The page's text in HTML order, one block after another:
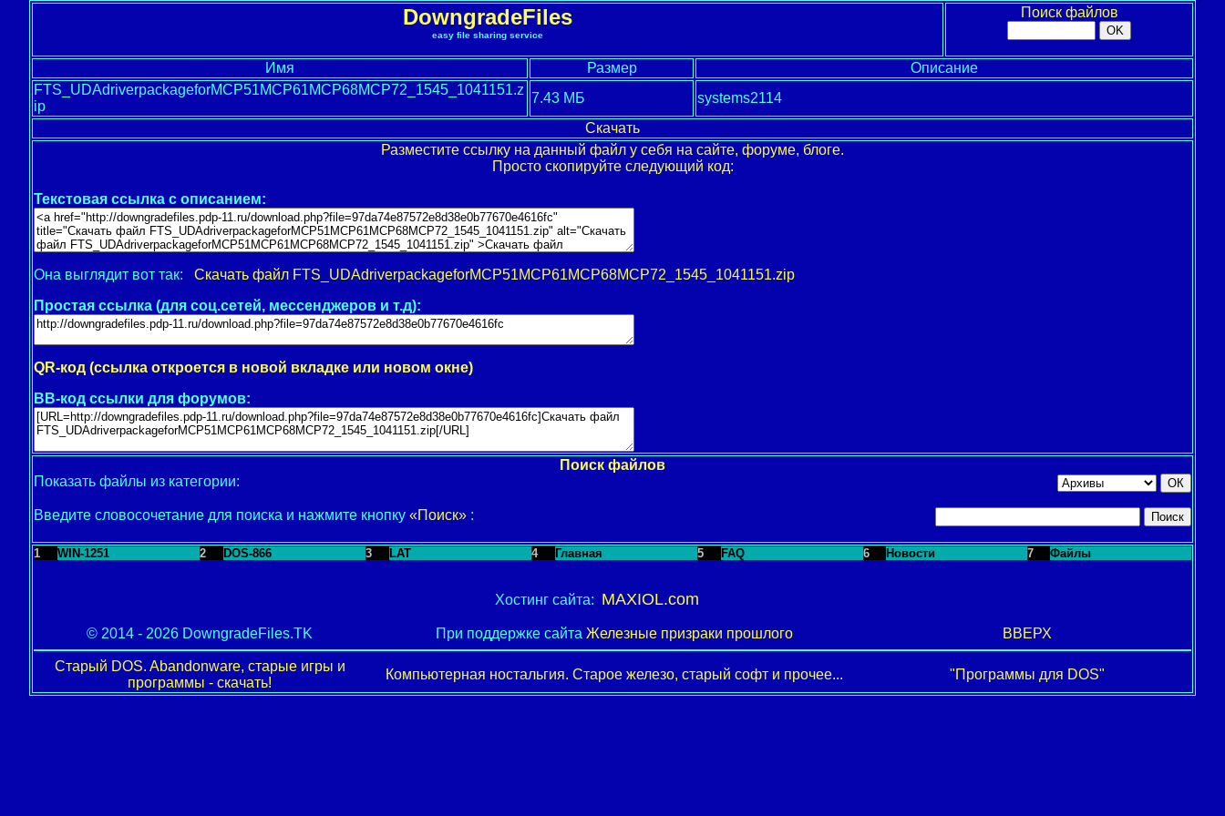
DowngradeFiles
easy file sharing service
Поиск файлов
Имя Размер
Описание
FTS_UDAdriverpackageforMCP51MCP61MCP68MCP72_1545_1041151.z
ip
7.43 МБ
systems2114
Скачать
Разместите ссылку на данный файл у себя на сайте, форуме, блоге.
Просто скопируйте следующий код:
Текстовая ссылка с описанием:
Она выглядит вот так: Скачать файл FTS_UDAdriverpackageforMCP51MCP61MCP68MCP72_1545_1041151.zip
Простая ссылка (для соц.сетей, мессенджеров и т.д):
QR-код (ссылка откроется в новой вкладке или новом окне)
BB-код ссылки для форумов:
Поиск файлов
Показать файлы из категории:
Введите словосочетание для поиска и нажмите кнопку «Поиск» :
1 WIN-1251 2 DOS-866 3 LAT 4 Главная 5 FAQ 6 Новости 7 Файлы
Хостинг сайта: MAXIOL.com
© 2014 - 2026 DowngradeFiles.TK При поддержке сайта Железные призраки прошлого ВВЕРХ
Старый DOS. Abandonware, старые игры и
программы - скачать!
Компьютерная ностальгия. Старое железо, старый софт и прочее... "Программы для DOS"